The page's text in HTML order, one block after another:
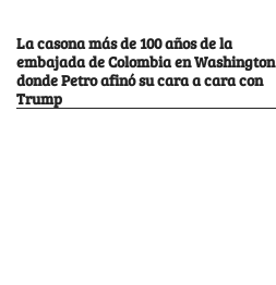
La casona más de 100 años de la
embajada de Colombia en Washington
donde Petro afinó su cara a cara con
Trump